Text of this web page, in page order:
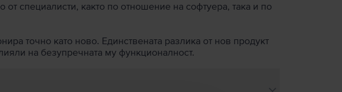
специалисти, както по отношение на софтуера, така и по
точно като ново. Единствената разлика от нов продукт
на безупречната му функционалност.